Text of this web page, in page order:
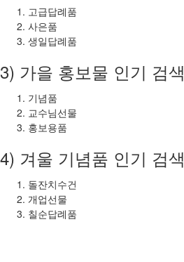
고급답례품
사은품
생일답례품
3) 가을 홍보물 인기 검
기념품
교수님선물
홍보용품
4) 겨울 기념품 인기 검
돌잔치수건
개업선물
칠순답례품